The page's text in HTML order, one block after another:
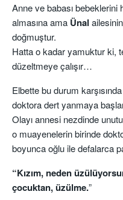
Anne ve babası bebeklerini
almasına ama Ünal
doğmuştur.
Hatta o kadar yamuktur ki,
düzeltmeye çalışır…
Elbette bu durum
doktora dert yanmaya
Olayı annesi nezdinde
o muayenelerin birinde
boyunca oğlu ile defalarca
“Kızım, neden
çocuktan, üzülme.”